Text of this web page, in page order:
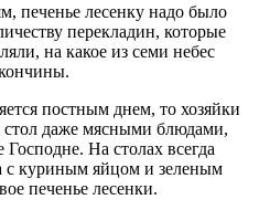
печенье лесенку надо было
перекладин, которые
на какое из семи небес
постным днем, то хозяйки
даже мясными блюдами,
На столах всегда
с куриным яйцом и зеленым
печенье лесенки.